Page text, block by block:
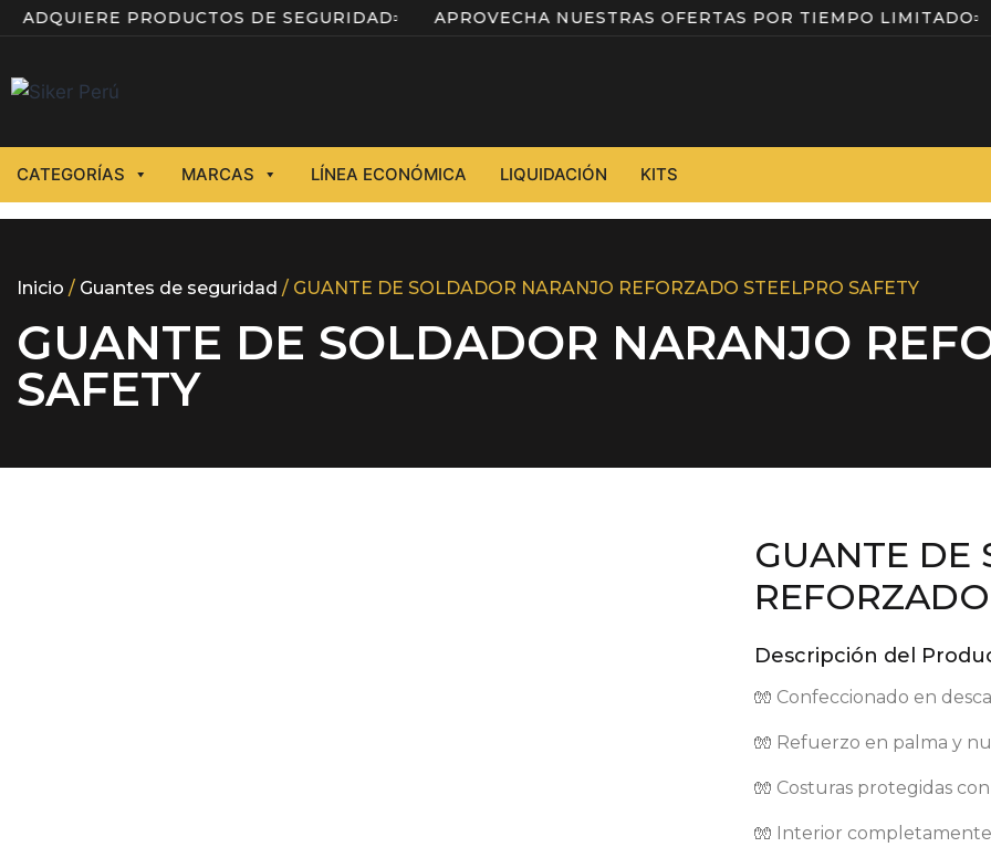
ADQUIERE PRODUCTOS DE SEGURIDAD APROVECHA NUESTRAS OFERTAS POR TIEMPO LIMITADO
CATEGORÍAS MARCAS LÍNEA ECONÓMICA LIQUIDACIÓN KITS
Inicio / Guantes de seguridad / GUANTE DE SOLDADOR NARANJO REFORZADO STEELPRO SAFETY
GUANTE DE SOLDADOR NARANJO
SAFETY
GUANTE DE
Descripción del
🧤 Confeccionado en
🧤 Refuerzo en palma y
🧤 Costuras protegidas
🧤 Interior